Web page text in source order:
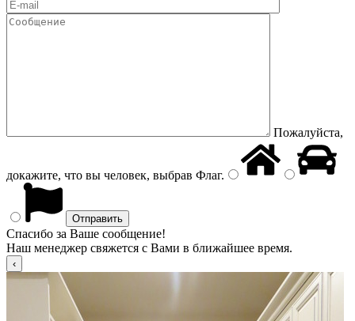
Пожалуйста,
докажите, что вы человек, выбрав Флаг.
Спасибо за Ваше сообщение!
Наш менеджер свяжется с Вами в ближайшее время.